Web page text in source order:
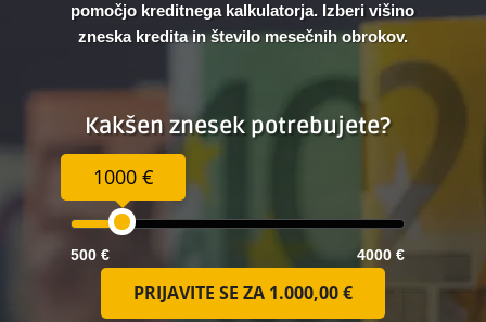
pomočjo kreditnega kalkulatorja. Izberi višino
zneska kredita in število mesečnih obrokov.
Kakšen znesek potrebujete?
1000 €
500 € 4000 €
PRIJAVITE SE ZA 1.000,00 €